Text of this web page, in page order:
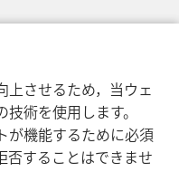
上させるため，当ウェ
術を使用します。
が機能するために必須
否することはできませ
ー